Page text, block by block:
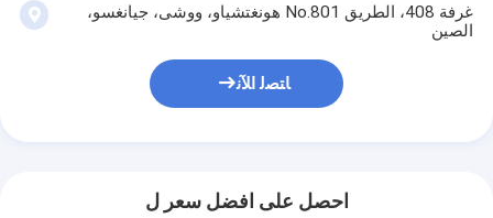
غرفة 408، الطريق No.801 هونغتشياو، ووشى، جيانغسو،
الصين
ﺎﺘﺼﻟ ﺍﻶﻧ
احصل على افضل سعر ل